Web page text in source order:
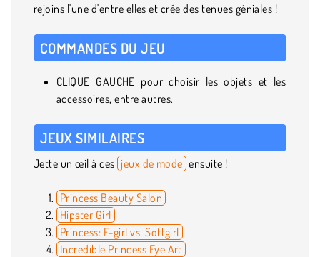
rejoins l'une d'entre elles et crée des tenues géniales !
COMMANDES DU JEU
CLIQUE GAUCHE pour choisir les objets et les
accessoires, entre autres.
JEUX SIMILAIRES
Jette un œil à ces jeux de mode ensuite !
Princess Beauty Salon
Hipster Girl
Princess: E-girl vs. Softgirl
Incredible Princess Eye Art